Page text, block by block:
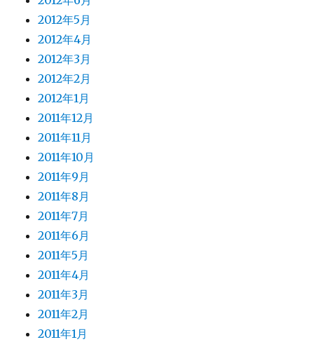
2012年5月
2012年4月
2012年3月
2012年2月
2012年1月
2011年12月
2011年11月
2011年10月
2011年9月
2011年8月
2011年7月
2011年6月
2011年5月
2011年4月
2011年3月
2011年2月
2011年1月